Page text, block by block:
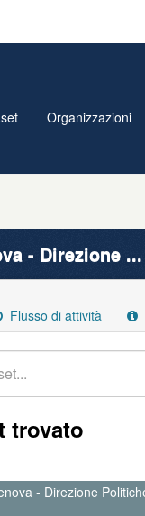
Organizzazioni
- Direzione ...
Flusso di attività
trovato
- Direzione